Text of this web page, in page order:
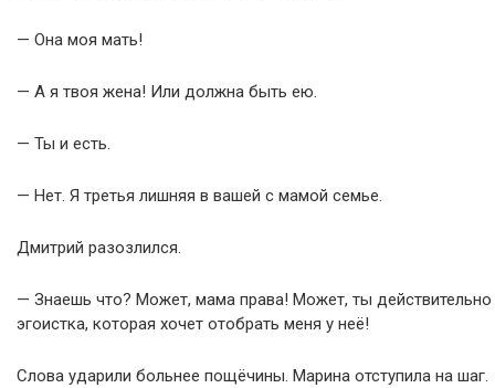
— Она моя мать!
— А я твоя жена! Или должна быть ею.
— Ты и есть.
— Нет. Я третья лишняя в вашей с мамой семье.
Дмитрий разозлился.
— Знаешь что? Может, мама права! Может, ты действительно
эгоистка, которая хочет отобрать меня у неё!
Слова ударили больнее пощёчины. Марина отступила на шаг.